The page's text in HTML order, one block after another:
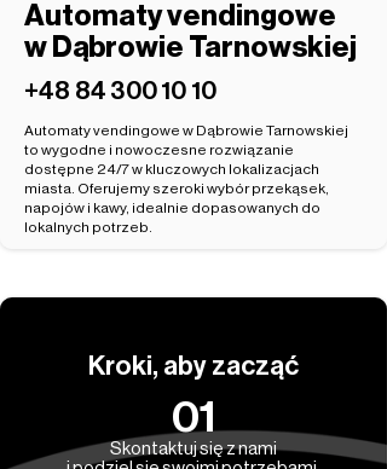
Automaty vendingowe
w Dąbrowie Tarnowskiej
‭+48 84 300 10 10‬
Automaty vendingowe w Dąbrowie Tarnowskiej
to wygodne i nowoczesne rozwiązanie
dostępne 24/7 w kluczowych lokalizacjach
miasta. Oferujemy szeroki wybór przekąsek,
napojów i kawy, idealnie dopasowanych do
lokalnych potrzeb.
Kroki, aby zacząć
01
Skontaktuj się z nami